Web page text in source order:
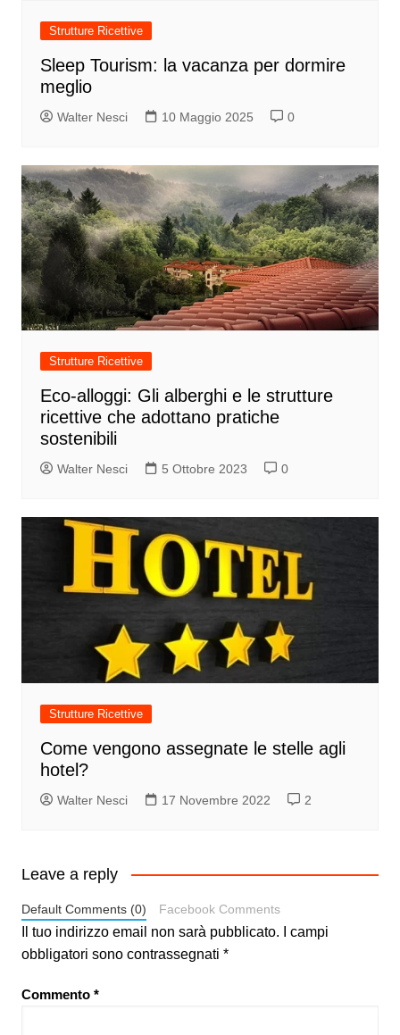
Strutture Ricettive
Sleep Tourism: la vacanza per dormire
meglio
Walter Nesci 10 Maggio 2025 0
Strutture Ricettive
Eco-alloggi: Gli alberghi e le strutture
ricettive che adottano pratiche
sostenibili
Walter Nesci 5 Ottobre 2023 0
Strutture Ricettive
Come vengono assegnate le stelle agli
hotel?
Walter Nesci 17 Novembre 2022 2
Leave a reply
Default Comments (0) Facebook Comments
Il tuo indirizzo email non sarà pubblicato.
I campi
obbligatori sono contrassegnati *
Commento *